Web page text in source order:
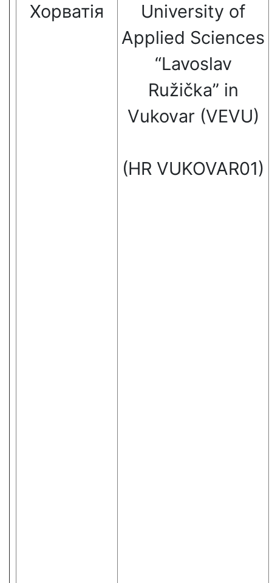
Хорватія
University of
Applied Sciences
“Lavoslav
Ružička” in
Vukovar (VEVU)
(HR VUKOVAR01)